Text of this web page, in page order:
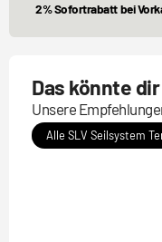
2% Sofortrabatt bei
Das könnte
Unsere
Alle SLV Seilsystem